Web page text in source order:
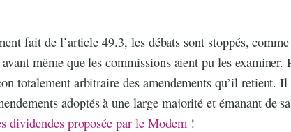
fait de l’article 49.3, les débats sont stoppés,
même que les commissions aient pu les examiner.
totalement arbitraire des amendements qu’il retient.
adoptés à une large majorité et émanant de
dividendes proposée par le Modem !